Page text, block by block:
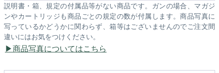
説明書・箱、規定の付属品等がない商品です。ガンの場合、マガジ
ンやカートリッジも商品ごとの規定の数が付属します。商品写真に
写っているかどうかに関わらず、箱等はございませんのでご注文間
違いにはお気をつけください。
商品写真についてはこちら